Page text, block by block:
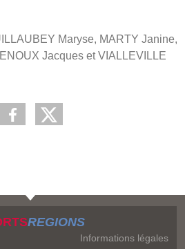
Maryse, MARTY Janine,
Jacques et VIALLEVILLE
REGIONS
Informations légales